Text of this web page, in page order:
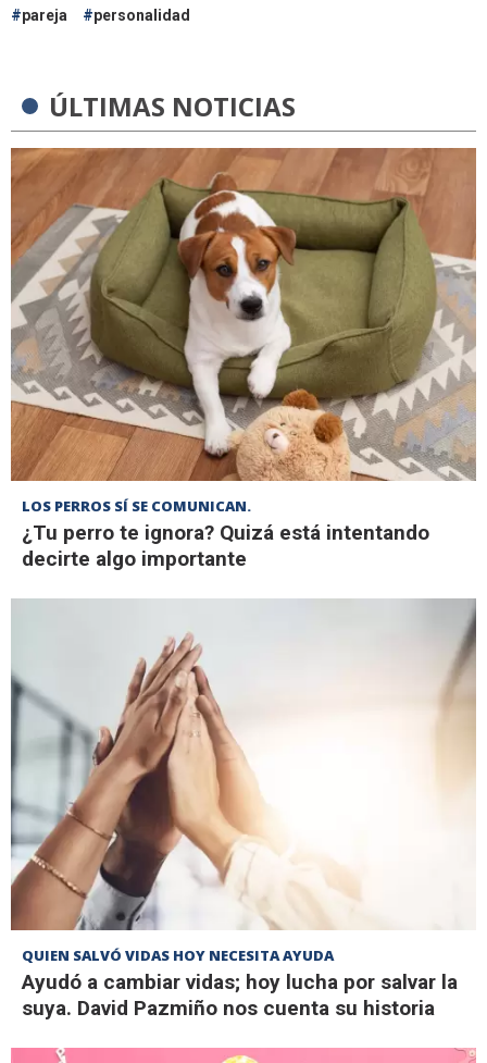
pareja
personalidad
ÚLTIMAS NOTICIAS
LOS PERROS SÍ SE COMUNICAN.
¿Tu perro te ignora? Quizá está intentando
decirte algo importante
QUIEN SALVÓ VIDAS HOY NECESITA AYUDA
Ayudó a cambiar vidas; hoy lucha por salvar la
suya. David Pazmiño nos cuenta su historia